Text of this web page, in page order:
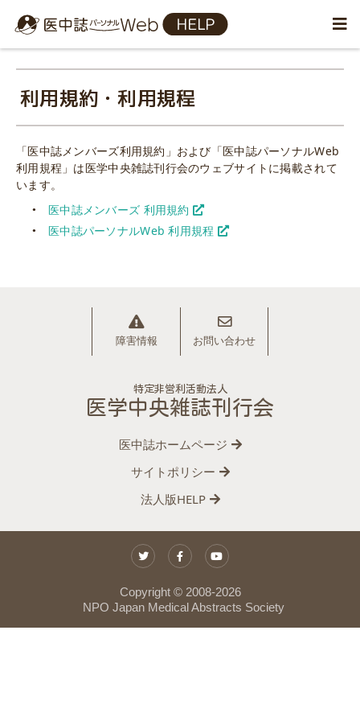
利用規約・利用規程
「医中誌メンバーズ利用規約」および「医中誌パーソナルWeb
利用規程」は医学中央雑誌刊行会のウェブサイトに掲載されて
います。
医中誌メンバーズ 利用規約
医中誌パーソナルWeb 利用規程
障害情報 お問い合わせ
特定非営利活動法人
医学中央雑誌刊行会
医中誌ホームページ
サイトポリシー
法人版HELP
Copyright © 2008-2026
NPO Japan Medical Abstracts Society